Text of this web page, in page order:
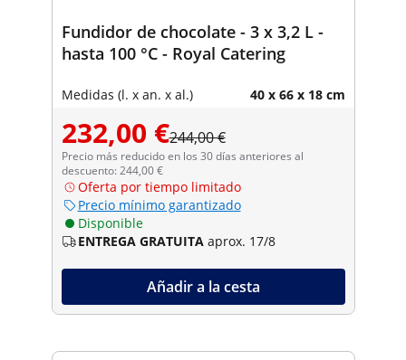
Fundidor de chocolate - 3 x 3,2 L -
hasta 100 °C - Royal Catering
Medidas (l. x an. x al.) 40 x 66 x 18 cm
232,00 €244,00 €
Precio más reducido en los 30 días anteriores al
descuento: 244,00 €
Oferta por tiempo limitado
Precio mínimo garantizado
Disponible
ENTREGA GRATUITA aprox. 17/8
Añadir a la cesta